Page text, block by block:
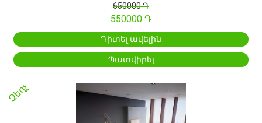
650000 Դ
550000 Դ
Դիտել ավելին
Պատվիրել
Զեղչ